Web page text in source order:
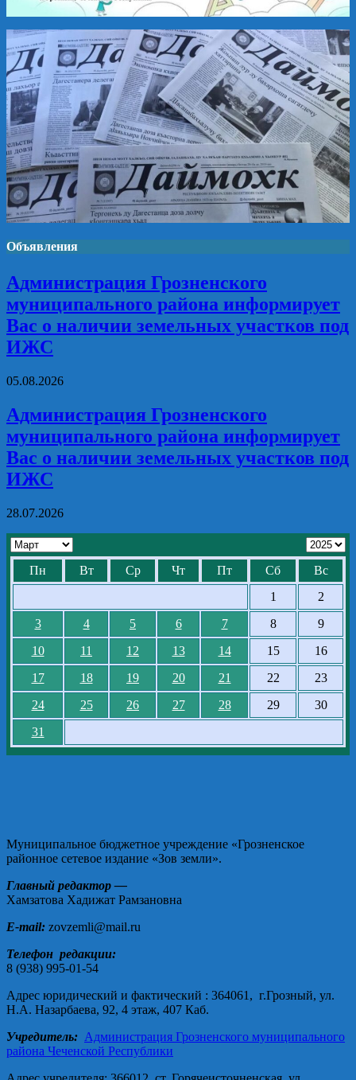
Объявления
Администрация Грозненского
муниципального района информирует
Вас о наличии земельных участков под
ИЖС
05.08.2026
Администрация Грозненского
муниципального района информирует
Вас о наличии земельных участков под
ИЖС
28.07.2026
Пн Вт Ср Чт Пт Сб
Вс
1
2
3
4 5 6 7 8
9
10
11 12 13 14 15
16
17
18 19 20 21 22
23
24
25 26 27 28 29
30
31
Муниципальное бюджетное учреждение «Грозненское
районное сетевое издание «Зов земли».
Главный редактор —
Хамзатова Хадижат Рамзановна
E-mail: zovzemli@mail.ru
Телефон редакции:
8 (938) 995-01-54
Адрес юридический и фактический : 364061, г.Грозный, ул.
Н.А. Назарбаева, 92, 4 этаж, 407 Каб.
Учредитель: Администрация Грозненского муниципального
района Чеченской Республики